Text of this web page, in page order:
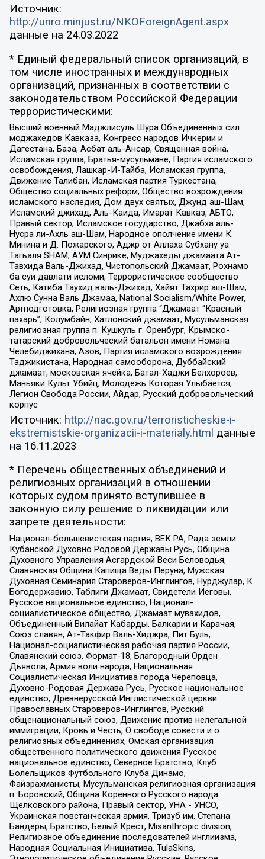
Источник:
http://unro.minjust.ru/NKOForeignAgent.aspx
данные на 24.03.2022
* Единый федеральный список организаций, в
том числе иностранных и международных
организаций, признанных в соответствии с
законодательством Российской Федерации
террористическими:
Высший военный Маджлисуль Шура Объединенных сил
моджахедов Кавказа, Конгресс народов Ичкерии и
Дагестана, База, Асбат аль-Ансар, Священная война,
Исламская группа, Братья-мусульмане, Партия исламского
освобождения, Лашкар-И-Тайба, Исламская группа,
Движение Талибан, Исламская партия Туркестана,
Общество социальных реформ, Общество возрождения
исламского наследия, Дом двух святых, Джунд аш-Шам,
Исламский джихад, Аль-Каида, Имарат Кавказ, АБТО,
Правый сектор, Исламское государство, Джабха аль-
Нусра ли-Ахль аш-Шам, Народное ополчение имени К.
Минина и Д. Пожарского, Аджр от Аллаха Субхану уа
Тагьаля SHAM, АУМ Синрике, Муджахеды джамаата Ат-
Тавхида Валь-Джихад, Чистопольский Джамаат, Рохнамо
ба суи давлати исломи, Террористическое сообщество
Сеть, Катиба Таухид валь-Джихад, Хайят Тахрир аш-Шам,
Ахлю Сунна Валь Джамаа, National Socialism/White Power,
Артподготовка, Религиозная группа “Джамаат “Красный
пахарь”, Колумбайн, Хатлонский джамаат, Мусульманская
религиозная группа п. Кушкуль г. Оренбург, Крымско-
татарский добровольческий батальон имени Номана
Челебиджихана, Азов, Партия исламского возрождения
Таджикистана, Народная самооборона, Дуббайский
джамаат, московская ячейка, Батал-Хаджи Белхороев,
Маньяки Культ Убийц, Молодёжь Которая Улыбается,
Легион Свобода России, Айдар, Русский добровольческий
корпус
Источник: http://nac.gov.ru/terroristicheskie-i-
ekstremistskie-organizacii-i-materialy.html данные
на 16.11.2023
* Перечень общественных объединений и
религиозных организаций в отношении
которых судом принято вступившее в
законную силу решение о ликвидации или
запрете деятельности:
Национал-большевистская партия, ВЕК РА, Рада земли
Кубанской Духовно Родовой Державы Русь, Община
Духовного Управления Асгардской Веси Беловодья,
Славянская Община Капища Веды Перуна, Мужская
Духовная Семинария Староверов-Инглингов, Нурджулар, К
Богодержавию, Таблиги Джамаат, Свидетели Иеговы,
Русское национальное единство, Национал-
социалистическое общество, Джамаат мувахидов,
Объединенный Вилайат Кабарды, Балкарии и Карачая,
Союз славян, Ат-Такфир Валь-Хиджра, Пит Буль,
Национал-социалистическая рабочая партия России,
Славянский союз, Формат-18, Благородный Орден
Дьявола, Армия воли народа, Национальная
Социалистическая Инициатива города Череповца,
Духовно-Родовая Держава Русь, Русское национальное
единство, Древнерусской Инглистической церкви
Православных Староверов-Инглингов, Русский
общенациональный союз, Движение против нелегальной
иммиграции, Кровь и Честь, О свободе совести и о
религиозных объединениях, Омская организация
общественного политического движения Русское
национальное единство, Северное Братство, Клуб
Болельщиков Футбольного Клуба Динамо,
Файзрахманисты, Мусульманская религиозная организация
п. Боровский, Община Коренного Русского народа
Щелковского района, Правый сектор, УНА - УНСО,
Украинская повстанческая армия, Тризуб им. Степана
Бандеры, Братство, Белый Крест, Misanthropic division,
Религиозное объединение последователей инглиизма,
Народная Социальная Инициатива, TulaSkins,